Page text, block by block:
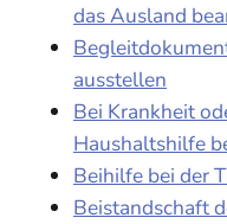
das Ausland
ausstellen
Bei Krankheit
Haushaltshilfe
Beihilfe bei der
Beistandschaft